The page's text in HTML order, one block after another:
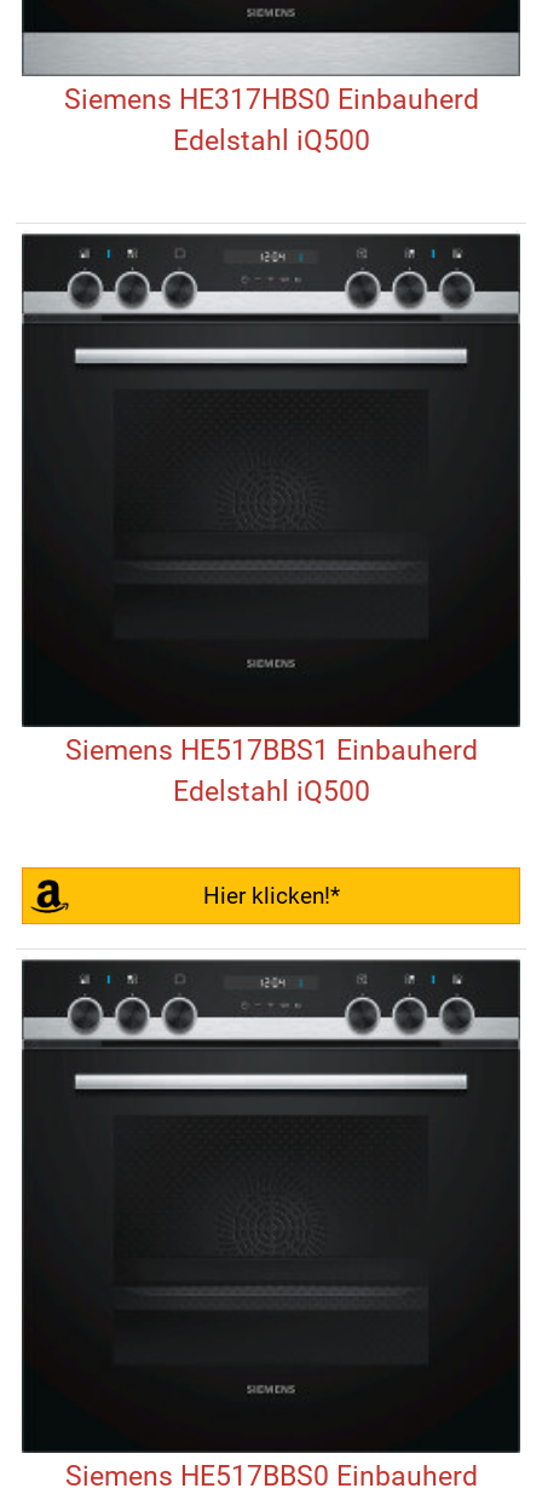
Siemens HE317HBS0 Einbauherd
Edelstahl iQ500
Siemens HE517BBS1 Einbauherd
Edelstahl iQ500
Hier klicken!*
Siemens HE517BBS0 Einbauherd